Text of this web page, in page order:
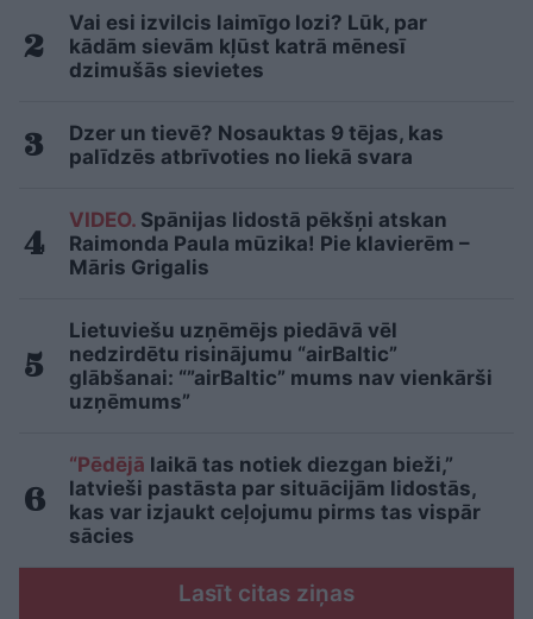
Vai esi izvilcis laimīgo lozi? Lūk, par
kādām sievām kļūst katrā mēnesī
dzimušās sievietes
Dzer un tievē? Nosauktas 9 tējas, kas
palīdzēs atbrīvoties no liekā svara
VIDEO. Spānijas lidostā pēkšņi atskan
Raimonda Paula mūzika! Pie klavierēm –
Māris Grigalis
Lietuviešu uzņēmējs piedāvā vēl
nedzirdētu risinājumu “airBaltic”
glābšanai: “”airBaltic” mums nav vienkārši
uzņēmums”
“Pēdējā laikā tas notiek diezgan bieži,”
latvieši pastāsta par situācijām lidostās,
kas var izjaukt ceļojumu pirms tas vispār
sācies
Lasīt citas ziņas